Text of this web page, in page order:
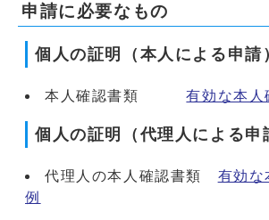
申請に必要なもの
個人の証明（本人による申請
本人確認書類有効な本人
個人の証明（代理人による申
代理人の本人確認書類 有効な
例